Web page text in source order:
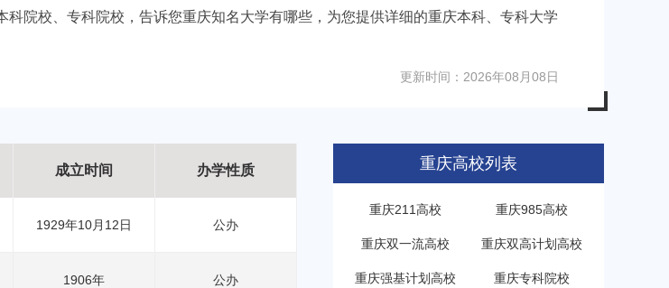
院校、专科院校，告诉您重庆知名大学有哪些，为您提供详细的重庆本科、专科大学
更新时间：2026年08月08日
成立时间 办学性质
1929年10月12日 公办
1906年 公办
重庆高校列表
重庆211高校 重庆985高校
重庆双一流高校 重庆双高计划高校
重庆强基计划高校 重庆专科院校